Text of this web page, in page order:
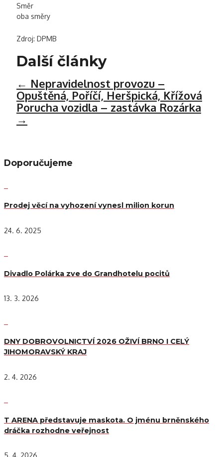
Směr
oba směry
Zdroj: DPMB
Další články
← Nepravidelnost provozu –
Opuštěná, Poříčí, Heršpická, Křížová
Porucha vozidla – zastávka Rozárka
→
Doporučujeme
Prodej věcí na vyhození vynesl milion korun
24. 6. 2025
Divadlo Polárka zve do Grandhotelu pocitů
13. 3. 2026
DNY DOBROVOLNICTVÍ 2026 OŽIVÍ BRNO I CELÝ
JIHOMORAVSKÝ KRAJ
2. 4. 2026
T ARENA představuje maskota. O jménu brněnského
dráčka rozhodne veřejnost